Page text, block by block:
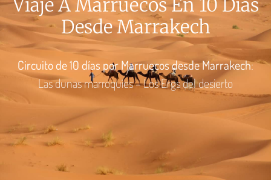
Viaje A Marruecos En 10 Días
Desde Marrakech
Circuito de 10 días por Marruecos desde Marrakech:
Las dunas marroquíes – Los Ergs del desierto